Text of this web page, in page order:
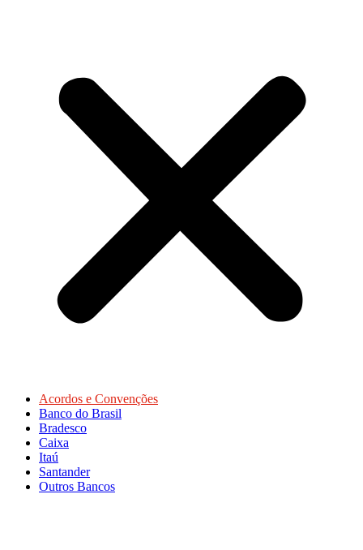
Acordos e Convenções
Banco do Brasil
Bradesco
Caixa
Itaú
Santander
Outros Bancos